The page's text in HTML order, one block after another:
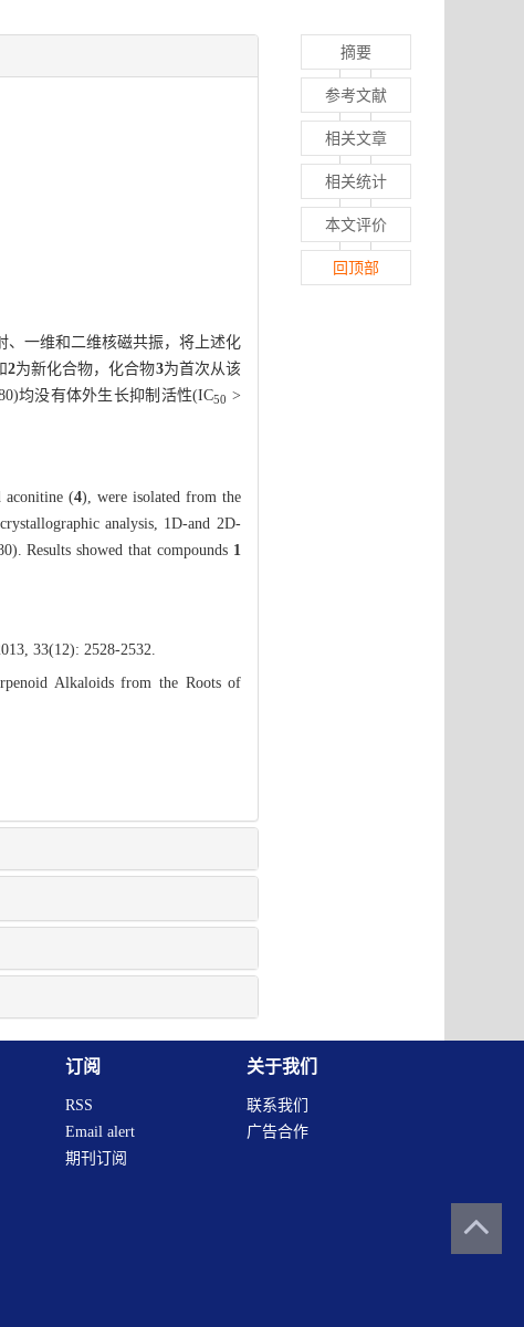
、一维和二维核磁共振，将上述化
2为新化合物，化合物3为首次从该
均没有体外生长抑制活性(IC50 >
aconitine (4), were isolated from the
analysis, 1D-and 2D-
Results showed that compounds 1
33(12): 2528-2532.
Alkaloids from the Roots of
摘要
参考文献
相关文章
相关统计
本文评价
回顶部
订阅
RSS
Email alert
期刊订阅
关于我们
联系我们
广告合作